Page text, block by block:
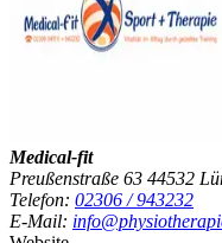
Medical-fit
Preußenstraße 63 44532
Telefon: 02306 / 943232
E-Mail: